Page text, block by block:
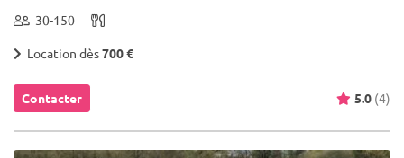
30-150
Location dès700 €
Contacter 5.0 (4)